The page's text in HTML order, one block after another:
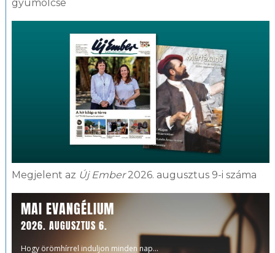
gyümölcse
Megjelent az Új Ember2026. augusztus 9-i száma
MAI EVANGÉLIUM
2026. AUGUSZTUS 6.
Hogy örömhírrel induljon minden nap...